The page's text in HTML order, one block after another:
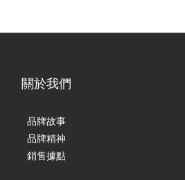
關於我們
品牌故事
品牌精神
銷售據點